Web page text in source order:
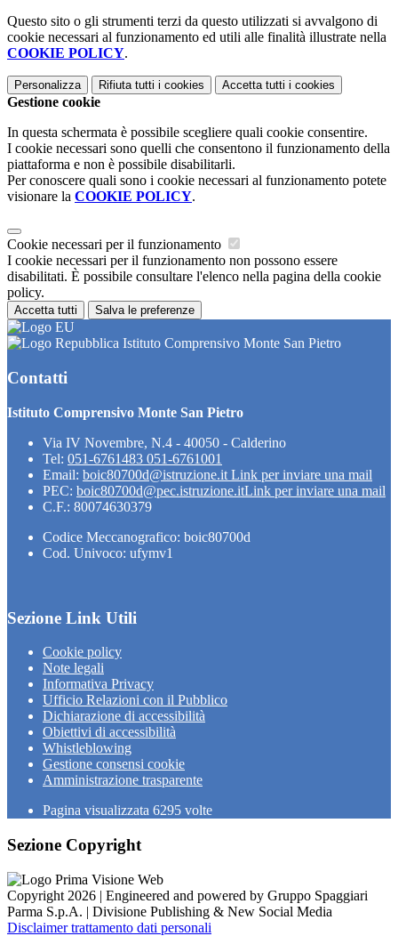
Questo sito o gli strumenti terzi da questo utilizzati si avvalgono di
cookie necessari al funzionamento ed utili alle finalità illustrate nella
COOKIE POLICY.
Personalizza Rifiuta tutti i cookies Accetta tutti i cookies
Gestione cookie
In questa schermata è possibile scegliere quali cookie consentire.
I cookie necessari sono quelli che consentono il funzionamento della
piattaforma e non è possibile disabilitarli.
Per conoscere quali sono i cookie necessari al funzionamento potete
visionare la COOKIE POLICY.
Cookie necessari per il funzionamento
I cookie necessari per il funzionamento non possono essere
disabilitati. È possibile consultare l'elenco nella pagina della cookie
policy.
Accetta tutti Salva le preferenze
Istituto Comprensivo Monte San Pietro
Contatti
Istituto Comprensivo Monte San Pietro
Via IV Novembre, N.4 - 40050 - Calderino
Tel: 051-6761483 051-6761001
Email: boic80700d@istruzione.it Link per inviare una mail
PEC: boic80700d@pec.istruzione.itLink per inviare una mail
C.F.: 80074630379
Codice Meccanografico: boic80700d
Cod. Univoco: ufymv1
Sezione Link Utili
Cookie policy
Note legali
Informativa Privacy
Ufficio Relazioni con il Pubblico
Dichiarazione di accessibilità
Obiettivi di accessibilità
Whistleblowing
Gestione consensi cookie
Amministrazione trasparente
Pagina visualizzata 6295 volte
Sezione Copyright
Copyright 2026 | Engineered and powered by Gruppo Spaggiari
Parma S.p.A. | Divisione Publishing & New Social Media
Disclaimer trattamento dati personali